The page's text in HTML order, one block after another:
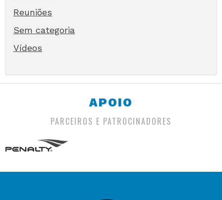
Reuniões
Sem categoria
Vídeos
APOIO
PARCEIROS E PATROCINADORES